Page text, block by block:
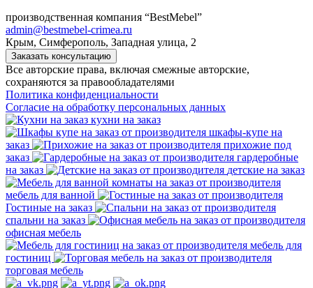
производственная компания “BestMebel”
admin@bestmebel-crimea.ru
Крым, Симферополь, Западная улица, 2
Заказать консультацию
Все авторские права, включая смежные авторские,
сохраняются за правообладателями
Политика конфиденциальности
Согласие на обработку персональных данных
кухни на заказ
шкафы-купе на
заказ
прихожие под
заказ
гардеробные
на заказ
детские на заказ
мебель для ванной
Гостиные на заказ
спальни на заказ
офисная мебель
мебель для
гостиниц
торговая мебель